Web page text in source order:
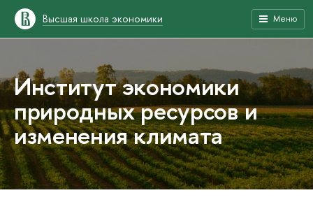
Высшая школа экономики Меню
Институт экономики
природных ресурсов и
изменения климата